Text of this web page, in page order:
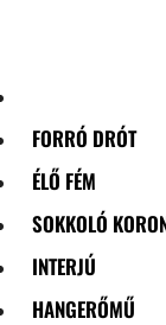
FORRÓ DRÓT
ÉLŐ FÉM
SOKKOLÓ
INTERJÚ
HANGERŐMŰ